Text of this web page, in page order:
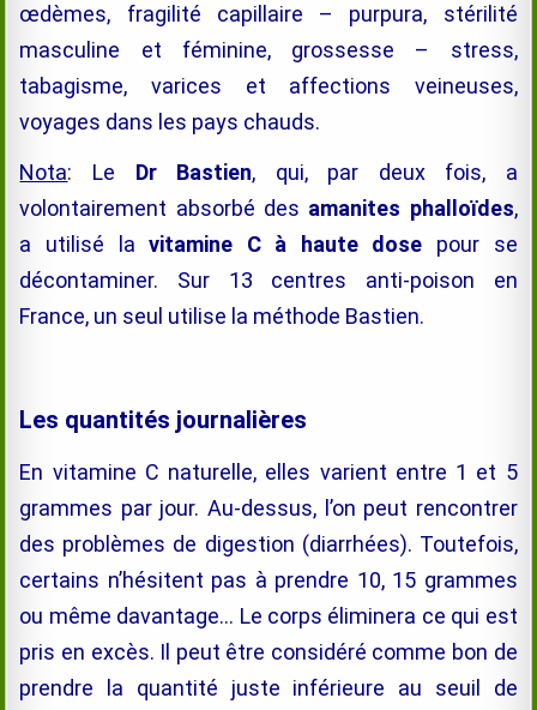
œdèmes, fragilité capillaire – purpura, stérilité
masculine et féminine, grossesse – stress,
tabagisme, varices et affections veineuses,
voyages dans les pays chauds.
Nota: Le Dr Bastien, qui, par deux fois, a
volontairement absorbé des amanites phalloïdes,
a utilisé lavitamine C à haute dose pour se
décontaminer. Sur 13 centres anti-poison en
France, un seul utilise la méthode Bastien.
Les quantités journalières
En vitamine C naturelle, elles varient entre 1 et 5
grammes par jour. Au-dessus, l’on peut rencontrer
des problèmes de digestion (diarrhées). Toutefois,
certains n’hésitent pas à prendre 10, 15 grammes
ou même davantage… Le corps éliminera ce qui est
pris en excès. Il peut être considéré comme bon de
prendre la quantité juste inférieure au seuil de